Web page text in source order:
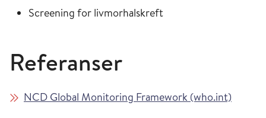
Screening for livmorhalskreft
Referanser
NCD Global Monitoring Framework (who.int)